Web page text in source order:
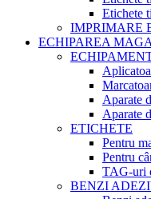
Etichete
IMPRIMARE
ECHIPAREA
Aparate
Aparate
ETICHETE
Pentru
Pentru
TAG-uri
BENZI